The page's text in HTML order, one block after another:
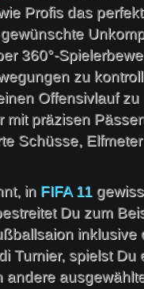
Profis das
360°-
zu
Offensivlauf
mit präzisen
Schüsse,
in FIFA 11
Du zum
inklusive
Turnier, spielst Du
andere